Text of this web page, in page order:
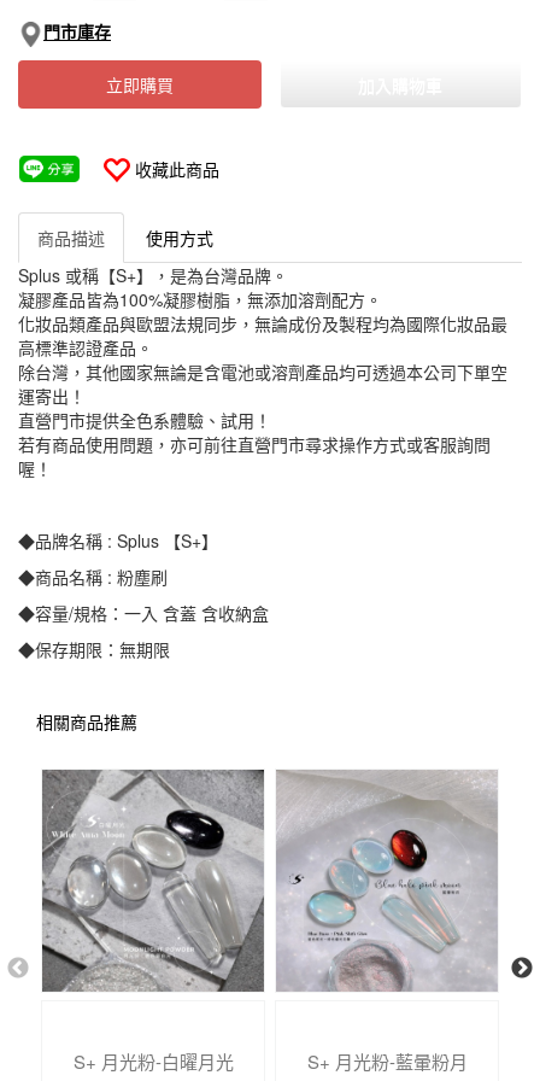
門市庫存
立即購買
收藏此商品
商品描述
使用方式
Splus 或稱【S+】，是為台灣品牌。
凝膠產品皆為100%凝膠樹脂，無添加溶劑配方。
化妝品類產品與歐盟法規同步，無論成份及製程均為國際化妝品最
高標準認證產品。
除台灣，其他國家無論是含電池或溶劑產品均可透過本公司下單空
運寄出！
直營門市提供全色系體驗、試用！
若有商品使用問題，亦可前往直營門市尋求操作方式或客服詢問
喔！
◆品牌名稱 : Splus 【S+】
◆商品名稱 : 粉塵刷
◆容量/規格：一入 含蓋 含收納盒
◆保存期限：無期限
相關商品推薦
S+ 月光粉-白曜月光 S+ 月光粉-藍暈粉月